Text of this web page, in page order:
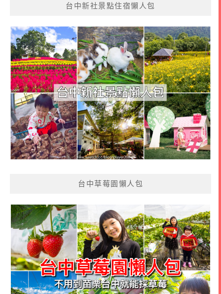
台中新社景點住宿懶人包
台中草莓園懶人包